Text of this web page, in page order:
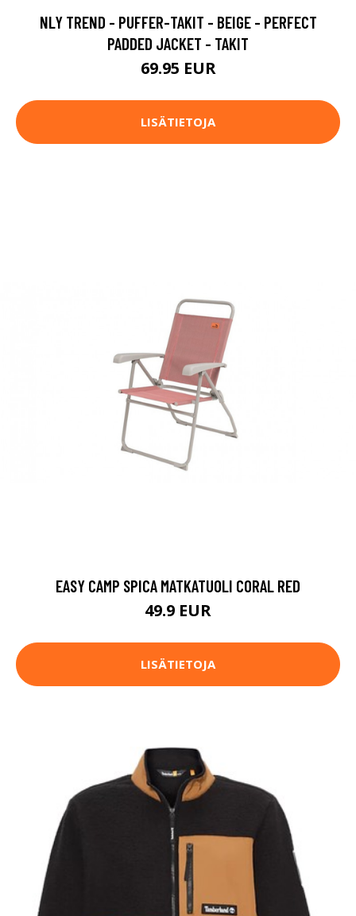
NLY TREND - PUFFER-TAKIT - BEIGE - PERFECT
PADDED JACKET - TAKIT
69.95 EUR
LISÄTIETOJA
EASY CAMP SPICA MATKATUOLI CORAL RED
49.9 EUR
LISÄTIETOJA